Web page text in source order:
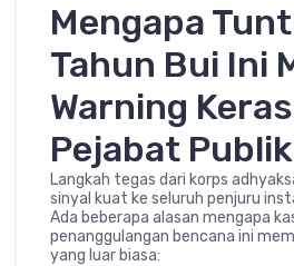
Mengapa
Tahun Bui Ini
Warning
Pejabat
Langkah tegas dari korps
sinyal kuat ke seluruh penjuru
Ada beberapa alasan mengapa
penanggulangan bencana ini
yang luar biasa: